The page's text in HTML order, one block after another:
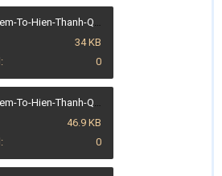
Ban-nha-hem-To-Hien-Thanh-Quan-10 (1).jpg
34 KB
0
Ban-nha-hem-To-Hien-Thanh-Quan-10 (2).jpg
46.9 KB
0